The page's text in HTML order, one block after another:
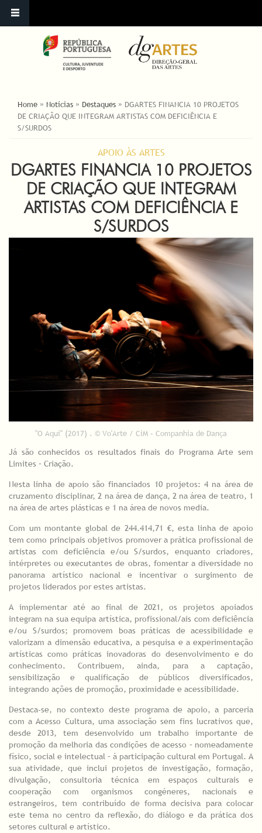
ESTÁ AQUI
Home » Notícias » Destaques » DGARTES FINANCIA 10 PROJETOS
DE CRIAÇÃO QUE INTEGRAM ARTISTAS COM DEFICIÊNCIA E
S/SURDOS
APOIO ÀS ARTES
DGARTES FINANCIA 10 PROJETOS
DE CRIAÇÃO QUE INTEGRAM
ARTISTAS COM DEFICIÊNCIA E
S/SURDOS
"O Aqui" (2017) . © Vo'Arte / CiM – Companhia de Dança
Já são conhecidos os resultados finais do Programa Arte sem
Limites – Criação.
Nesta linha de apoio são financiados 10 projetos: 4 na área de
cruzamento disciplinar, 2 na área de dança, 2 na área de teatro, 1
na área de artes plásticas e 1 na área de novos media.
Com um montante global de 244.414,71 €, esta linha de apoio
tem como principais objetivos promover a prática profissional de
artistas com deficiência e/ou S/surdos, enquanto criadores,
intérpretes ou executantes de obras, fomentar a diversidade no
panorama artístico nacional e incentivar o surgimento de
projetos liderados por estes artistas.
A implementar até ao final de 2021, os projetos apoiados
integram na sua equipa artística, profissional/ais com deficiência
e/ou S/surdos; promovem boas práticas de acessibilidade e
valorizam a dimensão educativa, a pesquisa e a experimentação
artísticas como práticas inovadoras do desenvolvimento e do
conhecimento. Contribuem, ainda, para a captação,
sensibilização e qualificação de públicos diversificados,
integrando ações de promoção, proximidade e acessibilidade.
Destaca-se, no contexto deste programa de apoio, a parceria
com a Acesso Cultura, uma associação sem fins lucrativos que,
desde 2013, tem desenvolvido um trabalho importante de
promoção da melhoria das condições de acesso – nomeadamente
físico, social e intelectual – à participação cultural em Portugal. A
sua atividade, que inclui projetos de investigação, formação,
divulgação, consultoria técnica em espaços culturais e
cooperação com organismos congéneres, nacionais e
estrangeiros, tem contribuído de forma decisiva para colocar
este tema no centro da reflexão, do diálogo e da prática dos
setores cultural e artístico.